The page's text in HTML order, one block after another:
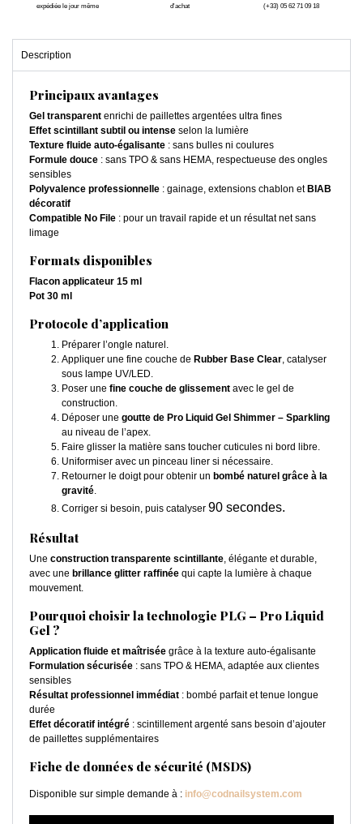
expédiée le jour même d'achat (+33) 05 62 71 09 18
Description
Principaux avantages
Gel transparent enrichi de paillettes argentées ultra fines
Effet scintillant subtil ou intense selon la lumière
Texture fluide auto-égalisante : sans bulles ni coulures
Formule douce : sans TPO & sans HEMA, respectueuse des ongles
sensibles
Polyvalence professionnelle : gainage, extensions chablon etBIAB
décoratif
Compatible No File : pour un travail rapide et un résultat net sans
limage
Formats disponibles
Flacon applicateur 15 ml
Pot 30 ml
Protocole d’application
Préparer l’ongle naturel.
Appliquer une fine couche de Rubber Base Clear, catalyser
sous lampe UV/LED.
Poser une fine couche de glissement avec le gel de
construction.
Déposer une goutte de Pro Liquid Gel Shimmer – Sparkling
au niveau de l’apex.
Faire glisser la matière sans toucher cuticules ni bord libre.
Uniformiser avec un pinceau liner si nécessaire.
Retourner le doigt pour obtenir un bombé naturel grâce à la
gravité.
Corriger si besoin, puis catalyser 90 secondes.
Résultat
Une construction transparente scintillante, élégante et durable,
avec une brillance glitter raffinée qui capte la lumière à chaque
mouvement.
Pourquoi choisir la technologie PLG – Pro Liquid
Gel ?
Application fluide et maîtrisée grâce à la texture auto-égalisante
Formulation sécurisée : sans TPO & HEMA, adaptée aux clientes
sensibles
Résultat professionnel immédiat : bombé parfait et tenue longue
durée
Effet décoratif intégré : scintillement argenté sans besoin d’ajouter
de paillettes supplémentaires
Fiche de données de sécurité (MSDS)
Disponible sur simple demande à : info@codnailsystem.com